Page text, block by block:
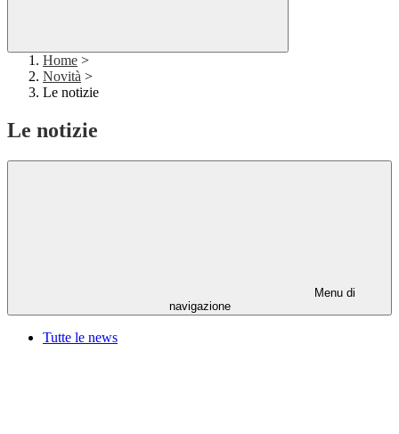
Home >
Novità >
Le notizie
Le notizie
Menu di
navigazione
Tutte le news